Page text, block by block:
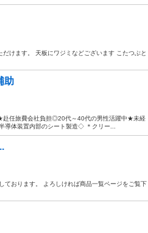
けます。 天板にワジミなどございます こたつぶと
助
赴任旅費会社負担◎20代～40代の男性活躍中★未経
体装置内部のシート製造◇ ＊クリー...
ております。 よろしければ商品一覧ページをご覧下